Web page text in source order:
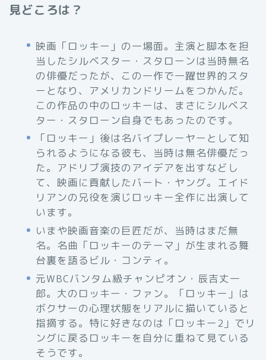
見どころは？
映画「ロッキー」の一場面。主演と脚本を担
当したシルベスター・スタローンは当時無名
の俳優だったが、この一作で一躍世界的スタ
ーとなり、アメリカンドリームをつかんだ。
この作品の中のロッキーは、まさにシルベス
ター・スタローン自身でもあったのです。
「ロッキー」後は名バイプレーヤーとして知
られるようになる彼も、当時は無名俳優だっ
た。アドリブ演技のアイデアを出すなどし
て、映画に貢献したバート・ヤング。エイド
リアンの兄役を演じロッキー全作に出演して
います。
いまや映画音楽の巨匠だが、当時はまだ無
名。名曲「ロッキーのテーマ」が生まれる舞
台裏を語るビル・コンティ。
元WBCバンタム級チャンピオン・辰吉丈一
郎。大のロッキー・ファン。「ロッキー」は
ボクサーの心理状態をリアルに描いていると
指摘する。特に好きなのは「ロッキー2」でリ
ングに戻るロッキーを自分に重ねて見ている
そうです。